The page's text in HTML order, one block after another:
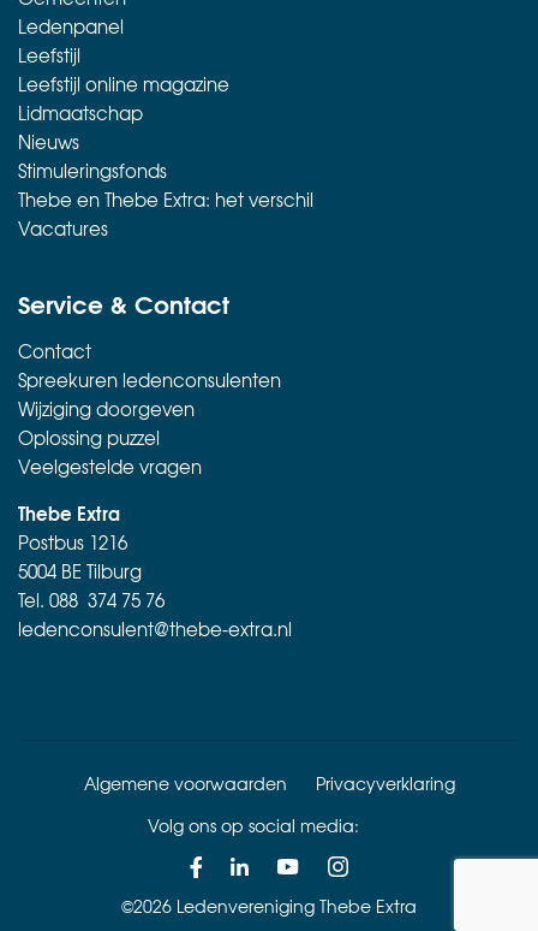
Ledenpanel
Leefstijl
Leefstijl online magazine
Lidmaatschap
Nieuws
Stimuleringsfonds
Thebe en Thebe Extra: het verschil
Vacatures
Service & Contact
Contact
Spreekuren ledenconsulenten
Wijziging doorgeven
Oplossing puzzel
Veelgestelde vragen
Thebe Extra
Postbus 1216
5004 BE Tilburg
Tel. 088 374 75 76
ledenconsulent@thebe-extra.nl
©2026 Ledenvereniging Thebe Extra
Algemene voorwaarden
Privacyverklaring
Volg ons op social media: